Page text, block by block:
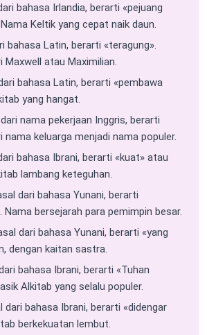
bahasa Irlandia, berarti «pejuang
Keltik yang cepat naik daun.
bahasa Latin, berarti «teragung».
Maxwell atau Maximilian.
bahasa Latin, berarti «pembawa
yang hangat.
nama pekerjaan Inggris, berarti
nama keluarga menjadi nama populer.
bahasa Ibrani, berarti «kuat» atau
lambang keteguhan.
dari bahasa Yunani, berarti
Nama bersejarah para pemimpin besar.
dari bahasa Yunani, berarti «yang
dengan kaitan sastra.
bahasa Ibrani, berarti «Tuhan
Alkitab yang selalu populer.
dari bahasa Ibrani, berarti «didengar
berkekuatan lembut.